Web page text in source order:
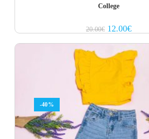
College
20.00€ Original
price
20.00€.
12.00€Current
price
12.00€.
-40%